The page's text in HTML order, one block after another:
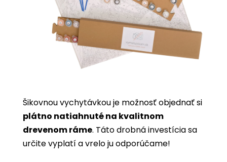
Šikovnou vychytávkou je možnosť objednať si
plátno natiahnuté na kvalitnom
drevenom ráme. Táto drobná investícia sa
určite vyplatí a vrelo ju odporúčame!